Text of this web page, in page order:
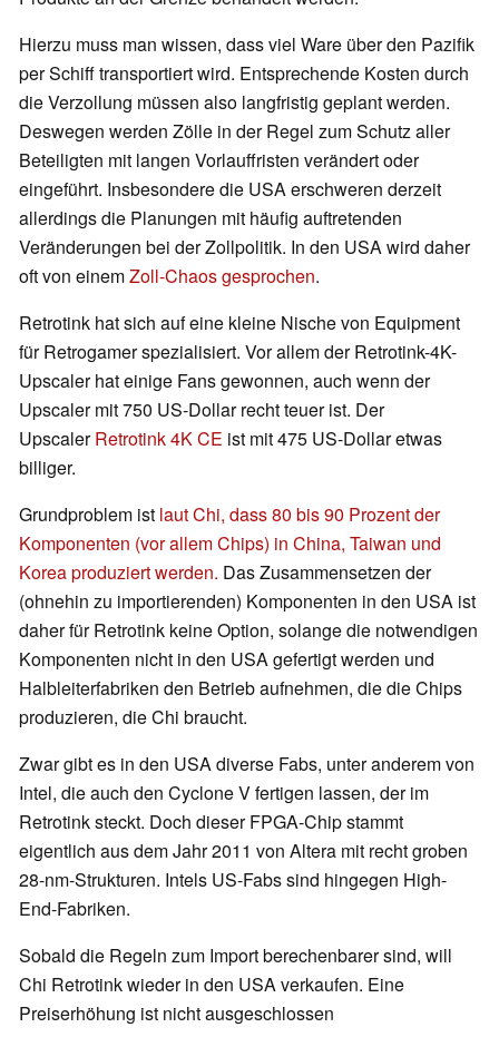
Hierzu muss man wissen, dass viel Ware über den Pazifik
per Schiff transportiert wird. Entsprechende Kosten durch
die Verzollung müssen also langfristig geplant werden.
Deswegen werden Zölle in der Regel zum Schutz aller
Beteiligten mit langen Vorlauffristen verändert oder
eingeführt. Insbesondere die USA erschweren derzeit
allerdings die Planungen mit häufig auftretenden
Veränderungen bei der Zollpolitik. In den USA wird daher
oft von einemZoll-Chaos gesprochen.
Retrotink hat sich auf eine kleine Nische von Equipment
für Retrogamer spezialisiert. Vor allem der Retrotink-4K-
Upscaler hat einige Fans gewonnen, auch wenn der
Upscaler mit 750 US-Dollar recht teuer ist. Der
UpscalerRetrotink 4K CE ist mit 475 US-Dollar etwas
billiger.
Grundproblem ist laut Chi, dass 80 bis 90 Prozent der
Komponenten (vor allem Chips) in China, Taiwan und
Korea produziert werden. Das Zusammensetzen der
(ohnehin zu importierenden) Komponenten in den USA ist
daher für Retrotink keine Option, solange die notwendigen
Komponenten nicht in den USA gefertigt werden und
Halbleiterfabriken den Betrieb aufnehmen, die die Chips
produzieren, die Chi braucht.
Zwar gibt es in den USA diverse Fabs, unter anderem von
Intel, die auch den Cyclone V fertigen lassen, der im
Retrotink steckt. Doch dieser FPGA-Chip stammt
eigentlich aus dem Jahr 2011 von Altera mit recht groben
28-nm-Strukturen. Intels US-Fabs sind hingegen High-
End-Fabriken.
Sobald die Regeln zum Import berechenbarer sind, will
Chi Retrotink wieder in den USA verkaufen. Eine
Preiserhöhung ist nicht ausgeschlossen